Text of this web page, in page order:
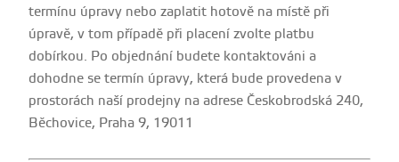
termínu úpravy nebo zaplatit hotově na místě při
úpravě, v tom případě při placení zvolte platbu
dobírkou. Po objednání budete kontaktováni a
dohodne se termín úpravy, která bude provedena v
prostorách naší prodejny na adrese Českobrodská 240,
Běchovice, Praha 9, 19011